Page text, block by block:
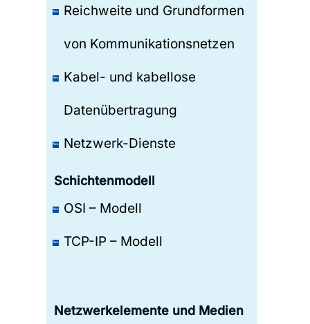
Reichweite und Grundformen
von Kommunikationsnetzen
Kabel- und kabellose
Datenübertragung
Netzwerk-Dienste
Schichtenmodell
OSI – Modell
TCP-IP – Modell
Netzwerkelemente und Medien